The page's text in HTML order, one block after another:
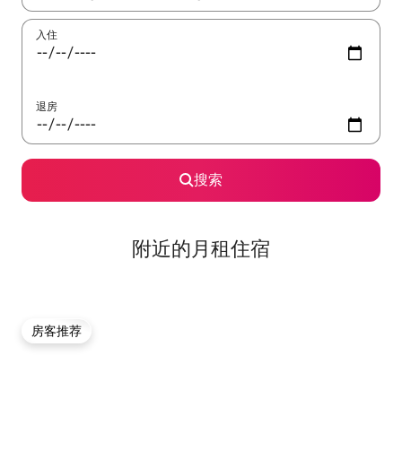
入住
退房
搜索
附近的月租住宿
房客推荐
房客推荐